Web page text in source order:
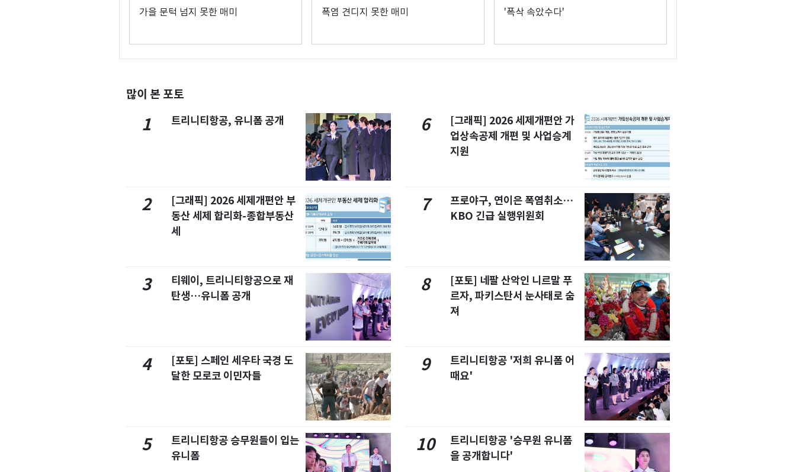
가을 문턱 넘지 못한 매미 폭염 견디지 못한 매미 '폭삭 속았수다'
많이 본 포토
1 트리니티항공, 유니폼 공개
2
[그래픽] 2026 세제개편안 부
동산 세제 합리화-종합부동산
세
3
티웨이, 트리니티항공으로 재
탄생…유니폼 공개
4
[포토] 스페인 세우타 국경 도
달한 모로코 이민자들
5
트리니티항공 승무원들이 입는
유니폼
6
[그래픽] 2026 세제개편안 가
업상속공제 개편 및 사업승계
지원
7
프로야구, 연이은 폭염취소…
KBO 긴급 실행위원회
8
[포토] 네팔 산악인 니르말 푸
르자, 파키스탄서 눈사태로 숨
져
9
트리니티항공 '저희 유니폼 어
때요'
10
트리니티항공 '승무원 유니폼
을 공개합니다'